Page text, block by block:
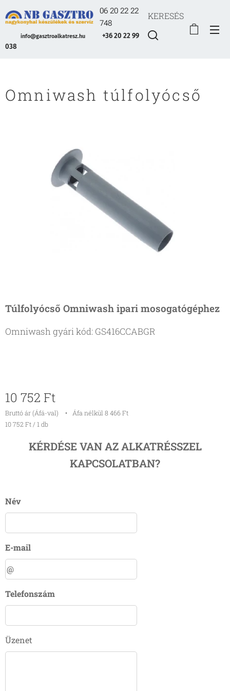
06 20 22 22
748
info@gasztroalkatresz.hu
+36 20 22 99
038
KERESÉS
Omniwash túlfolyócső
Túlfolyócső Omniwash ipari mosogatógéphez
Omniwash gyári kód: GS416CCABGR
10 752 Ft
Bruttó ár (Áfá-val)
Áfa nélkül 8 466 Ft
10 752 Ft / 1 db
KÉRDÉSE VAN AZ ALKATRÉSSZEL
KAPCSOLATBAN?
Név
E-mail
Telefonszám
Üzenet